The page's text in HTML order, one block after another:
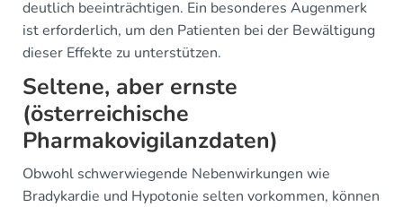
deutlich beeinträchtigen. Ein besonderes Augenmerk
ist erforderlich, um den Patienten bei der Bewältigung
dieser Effekte zu unterstützen.
Seltene, aber ernste
(österreichische
Pharmakovigilanzdaten)
Obwohl schwerwiegende Nebenwirkungen wie
Bradykardie und Hypotonie selten vorkommen, können